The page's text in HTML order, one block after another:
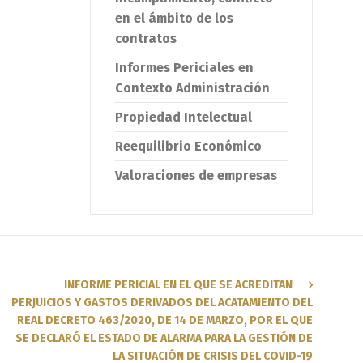
en el ámbito de los
contratos
Informes Periciales en
Contexto Administración
Propiedad Intelectual
Reequilibrio Económico
Valoraciones de empresas
INFORME PERICIAL EN EL QUE SE ACREDITAN
PERJUICIOS Y GASTOS DERIVADOS DEL ACATAMIENTO DEL
REAL DECRETO 463/2020, DE 14 DE MARZO, POR EL QUE
SE DECLARÓ EL ESTADO DE ALARMA PARA LA GESTIÓN DE
LA SITUACIÓN DE CRISIS DEL COVID-19